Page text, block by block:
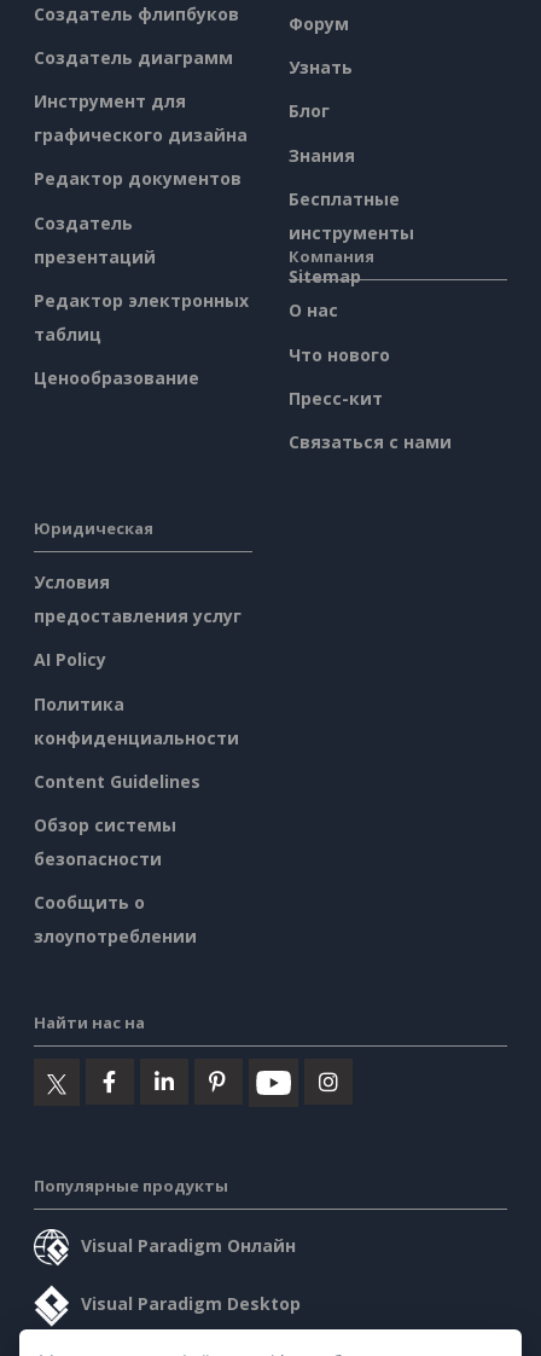
Создатель флипбуков
Создатель диаграмм
Инструмент для
графического дизайна
Редактор документов
Создатель
презентаций
Редактор электронных
таблиц
Ценообразование
Форум
Узнать
Блог
Знания
Бесплатные
инструменты
Sitemap
Компания
О нас
Что нового
Пресс-кит
Связаться с нами
Юридическая
Условия
предоставления услуг
AI Policy
Политика
конфиденциальности
Content Guidelines
Обзор системы
безопасности
Сообщить о
злоупотреблении
Найти нас на
Популярные продукты
Visual Paradigm Онлайн
Visual Paradigm Desktop